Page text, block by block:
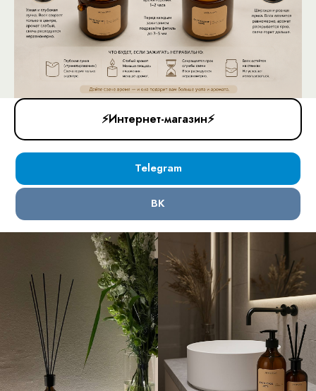
⚡️Интернет-магазин⚡️
Telegram
ВК